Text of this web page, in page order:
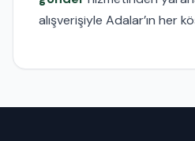
alışverişiyle Adalar’ın her